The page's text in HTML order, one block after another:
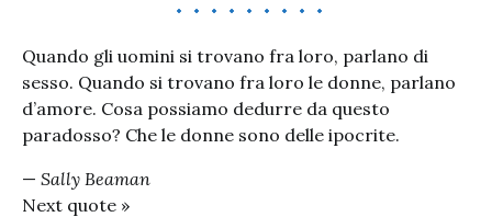
Quando gli uomini si trovano fra loro, parlano di
sesso. Quando si trovano fra loro le donne, parlano
d’amore. Cosa possiamo dedurre da questo
paradosso? Che le donne sono delle ipocrite.
— Sally Beaman
Next quote »